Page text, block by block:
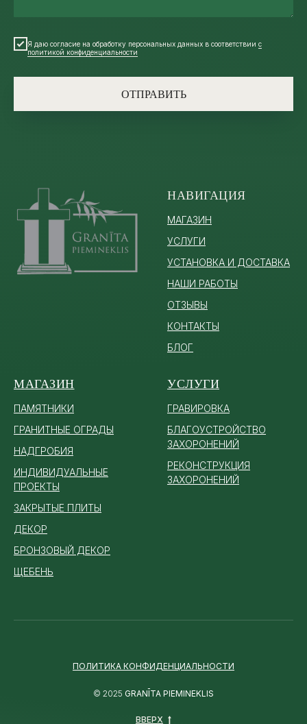
Я даю согласие на обработку персональных данных в соответствии с
политикой конфиденциальности
ОТПРАВИТЬ
НАВИГАЦИЯ
МАГАЗИН
УСЛУГИ
УСТАНОВКА И ДОСТАВКА
НАШИ РАБОТЫ
ОТЗЫВЫ
КОНТАКТЫ
БЛОГ
МАГАЗИН
ПАМЯТНИКИ
ГРАНИТНЫЕ ОГРАДЫ
НАДГРОБИЯ
ИНДИВИДУАЛЬНЫЕ
ПРОЕКТЫ
ЗАКРЫТЫЕ ПЛИТЫ
ДЕКОР
БРОНЗОВЫЙ ДЕКОР
ЩЕБЕНЬ
УСЛУГИ
ГРАВИРОВКА
БЛАГОУСТРОЙСТВО
ЗАХОРОНЕНИЙ
РЕКОНСТРУКЦИЯ
ЗАХОРОНЕНИЙ
ПОЛИТИКА КОНФИДЕНЦИАЛЬНОСТИ
© 2025 GRANĪTA PIEMINEKLIS
ВВЕРХ